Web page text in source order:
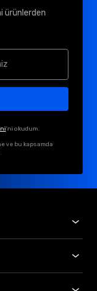
ürünlerden
'ni okudum.
ve bu kapsamda